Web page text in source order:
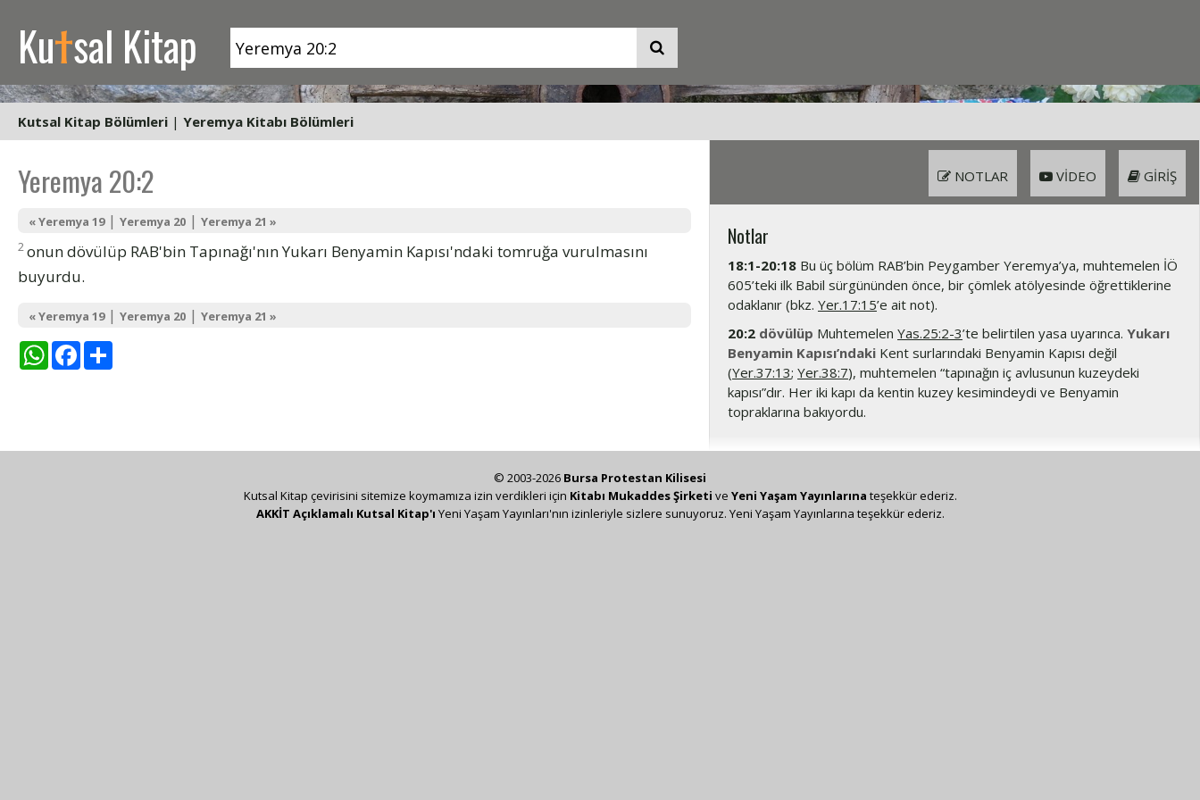
Kutsal Kitap
Kutsal Kitap Bölümleri | Yeremya Kitabı Bölümleri
Yeremya 20:2
« Yeremya 19| Yeremya 20 | Yeremya 21 »
2onun dövülüp RAB'bin Tapınağı'nın Yukarı Benyamin Kapısı'ndaki tomruğa vurulmasını
buyurdu.
« Yeremya 19| Yeremya 20 | Yeremya 21 »
WhatsAppFacebook
GIRIŞ
VIDEO
NOTLAR
Notlar
18:1-20:18 Bu üç bölüm RAB’bin Peygamber Yeremya’ya, muhtemelen İÖ
605’teki ilk Babil sürgününden önce, bir çömlek atölyesinde öğrettiklerine
odaklanır (bkz. Yer.17:15’e ait not).
20:2 dövülüp Muhtemelen Yas.25:2-3’te belirtilen yasa uyarınca. Yukarı
Benyamin Kapısı’ndaki Kent surlarındaki Benyamin Kapısı değil
(Yer.37:13; Yer.38:7), muhtemelen “tapınağın iç avlusunun kuzeydeki
kapısı”dır. Her iki kapı da kentin kuzey kesimindeydi ve Benyamin
topraklarına bakıyordu.
© 2003-2026 Bursa Protestan Kilisesi
Kutsal Kitap çevirisini sitemize koymamıza izin verdikleri için Kitabı Mukaddes Şirketi ve Yeni Yaşam Yayınlarına teşekkür ederiz.
AKKİT Açıklamalı Kutsal Kitap'ı Yeni Yaşam Yayınları'nın izinleriyle sizlere sunuyoruz. Yeni Yaşam Yayınlarına teşekkür ederiz.